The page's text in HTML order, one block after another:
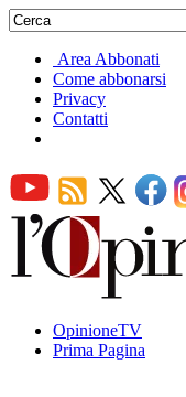
Area Abbonati
Come abbonarsi
Privacy
Contatti
OpinioneTV
Prima Pagina